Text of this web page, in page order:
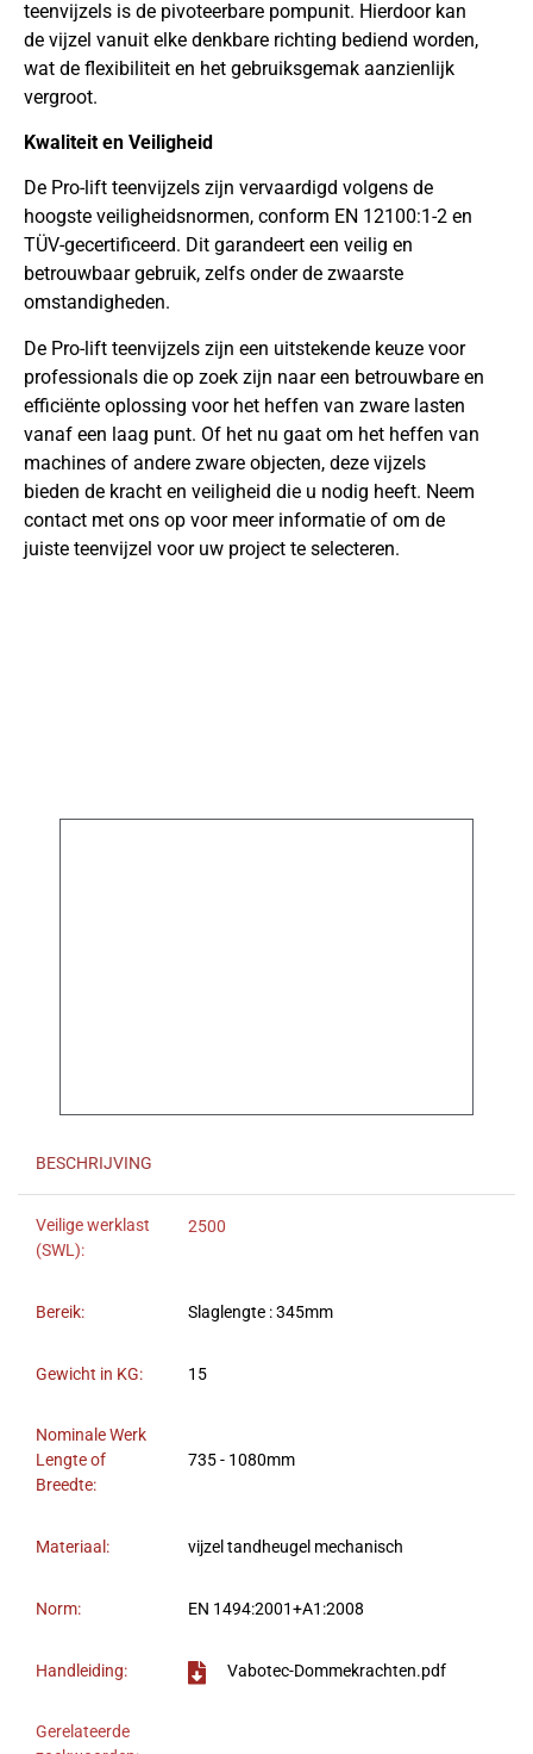
teenvijzels is de pivoteerbare pompunit. Hierdoor kan
de vijzel vanuit elke denkbare richting bediend worden,
wat de flexibiliteit en het gebruiksgemak aanzienlijk
vergroot.
Kwaliteit en Veiligheid
De Pro-lift teenvijzels zijn vervaardigd volgens de
hoogste veiligheidsnormen, conform EN 12100:1-2 en
TÜV-gecertificeerd. Dit garandeert een veilig en
betrouwbaar gebruik, zelfs onder de zwaarste
omstandigheden.
De Pro-lift teenvijzels zijn een uitstekende keuze voor
professionals die op zoek zijn naar een betrouwbare en
efficiënte oplossing voor het heffen van zware lasten
vanaf een laag punt. Of het nu gaat om het heffen van
machines of andere zware objecten, deze vijzels
bieden de kracht en veiligheid die u nodig heeft. Neem
contact met ons op voor meer informatie of om de
juiste teenvijzel voor uw project te selecteren.
BESCHRIJVING
Veilige werklast
(SWL):
2500
Bereik: Slaglengte : 345mm
Gewicht in KG: 15
Nominale Werk
Lengte of
Breedte:
735 - 1080mm
Materiaal: vijzel tandheugel mechanisch
Norm: EN 1494:2001+A1:2008
Handleiding: Vabotec-Dommekrachten.pdf
Gerelateerde